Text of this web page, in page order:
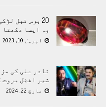
20 برس قبل
وہ ایسا دکھتا
اپریل 10, 2023
نادر علی کی
شیر افضل مروت
مارچ 22, 2024